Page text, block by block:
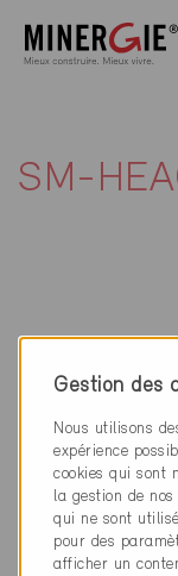
SM-
Rikonerstr. 28
8307 Effretikon
052 355 11 00
info@sm-heag.ch
Gestion des
Nous utilisons
expérience
cookies qui sont
la gestion de
qui ne sont
pour des
afficher un